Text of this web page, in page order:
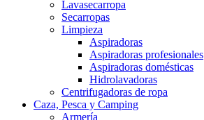
Lavasecarropa
Secarropas
Limpieza
Aspiradoras
Aspiradoras profesionales
Aspiradoras domésticas
Hidrolavadoras
Centrifugadoras de ropa
Caza, Pesca y Camping
Armería